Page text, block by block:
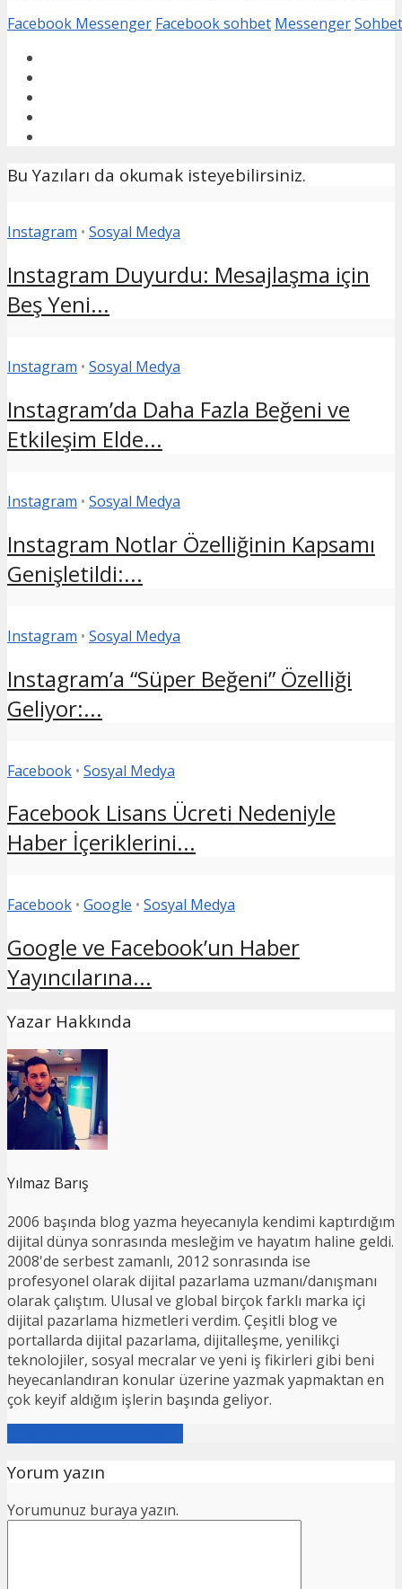
Facebook Messenger Facebook sohbet Messenger
Bu Yazıları da okumak isteyebilirsiniz.
Instagram • Sosyal Medya
Instagram Duyurdu: Mesajlaşma için
Beş Yeni...
Instagram • Sosyal Medya
Instagram’da Daha Fazla Beğeni ve
Etkileşim Elde...
Instagram • Sosyal Medya
Instagram Notlar Özelliğinin Kapsamı
Genişletildi:...
Instagram • Sosyal Medya
Instagram’a “Süper Beğeni” Özelliği
Geliyor:...
Facebook • Sosyal Medya
Facebook Lisans Ücreti Nedeniyle
Haber İçeriklerini...
Facebook • Google • Sosyal Medya
Google ve Facebook’un Haber
Yayıncılarına...
Yazar Hakkında
Yılmaz Barış
2006 başında blog yazma heyecanıyla kendimi kaptırdığım
dijital dünya sonrasında mesleğim ve hayatım haline geldi.
2008'de serbest zamanlı, 2012 sonrasında ise
profesyonel olarak dijital pazarlama uzmanı/danışmanı
olarak çalıştım. Ulusal ve global birçok farklı marka içi
dijital pazarlama hizmetleri verdim. Çeşitli blog ve
portallarda dijital pazarlama, dijitalleşme, yenilikçi
teknolojiler, sosyal mecralar ve yeni iş fikirleri gibi beni
heyecanlandıran konular üzerine yazmak yapmaktan en
çok keyif aldığım işlerin başında geliyor.
Yorum yazın
Yorumunuz buraya yazın.